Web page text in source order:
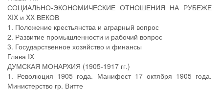
СОЦИАЛЬНО-ЭКОНОМИЧЕСКИЕ ОТНОШЕНИЯ НА РУБЕЖЕ
XIX и XX ВЕКОВ
1. Положение крестьянства и аграрный вопрос
2. Развитие промышленности и рабочий вопрос
3. Государственное хозяйство и финансы
Глава IX
ДУМСКАЯ МОНАРХИЯ (1905-1917 гг.)
1. Революция 1905 года. Манифест 17 октября 1905 года.
Министерство гр. Витте